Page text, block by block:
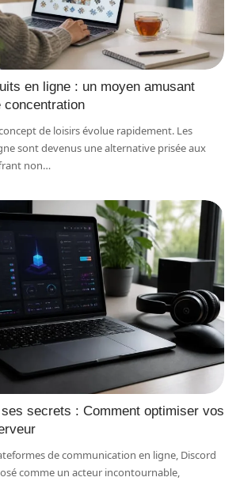
en ligne : un moyen amusant
concentration
de loisirs évolue rapidement. Les
sont devenus une alternative prisée aux
non…
secrets : Comment optimiser vos
de communication en ligne, Discord
comme un acteur incontournable,